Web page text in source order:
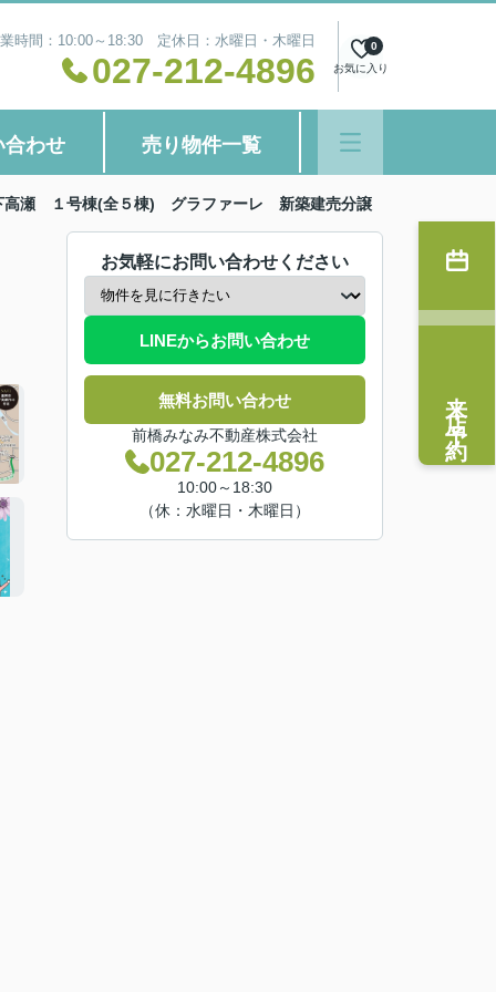
時間：10:00～18:30 定休日：水曜日・木曜日
027-212-4896 お気に入り
0
合わせ 売り物件一覧
高瀬 １号棟(全５棟) グラファーレ 新築建売分譲
お気軽にお問い合わせください
LINEからお問い合わせ
無料お問い合わせ
前橋みなみ不動産株式会社
027-212-4896
10:00～18:30
（休：水曜日・木曜日）
来店予約